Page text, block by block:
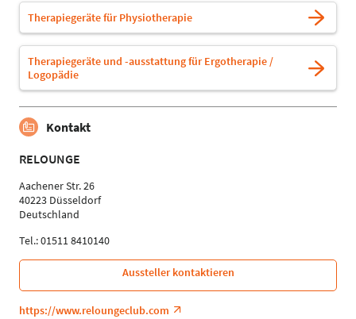
Therapiegeräte für Physiotherapie
Therapiegeräte und -ausstattung für Ergotherapie /
Logopädie
Kontakt
RELOUNGE
Aachener Str. 26
40223 Düsseldorf
Deutschland
Tel.: 01511 8410140
Aussteller kontaktieren
https://www.reloungeclub.com